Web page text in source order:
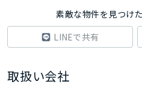
素敵な物件を見つけ
LINEで共有
取扱い会社